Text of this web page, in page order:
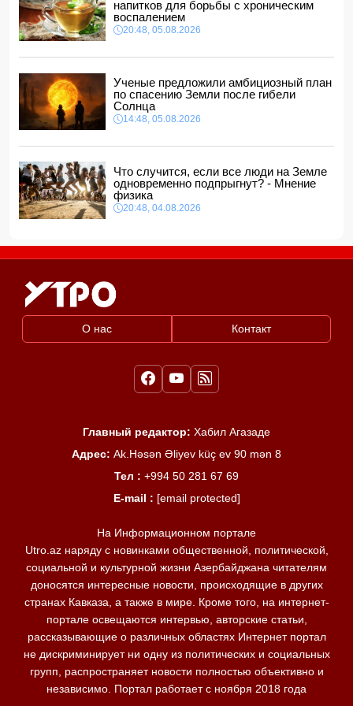
В Гяндже перед рестораном произошла массовая драка:
есть погибший и пострадавшие
11:20, 06.08.2026
11:16, 06.08.2026
напитков для борьбы с хроническим
воспалением
20:48, 05.08.2026
Ученые предложили амбициозный план
по спасению Земли после гибели
Солнца
14:48, 05.08.2026
Что случится, если все люди на Земле
одновременно подпрыгнут? - Мнение
физика
20:48, 04.08.2026
О нас Контакт
Главный редактор: Хабил Агазаде
Адрес: Ak.Həsən Əliyev küç ev 90 mən 8
Тел : +994 50 281 67 69
E-mail : [email protected]
На Информационном портале
Utro.az наряду с новинками общественной, политической,
социальной и культурной жизни Азербайджана читателям
доносятся интересные новости, происходящие в других
странах Кавказа, а также в мире. Кроме того, на интернет-
портале освещаются интервью, авторские статьи,
рассказывающие о различных областях Интернет портал
не дискриминирует ни одну из политических и социальных
групп, распространяет новости полностью объективно и
независимо. Портал работает с ноября 2018 года